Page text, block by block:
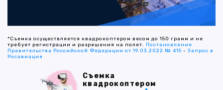
*Съемка осуществляется квадрокоптером весом до 150 грамм и не
требует регистрации и разрешения на полет. Постановление
Правительства Российской Федерации от 19.03.2022 № 415 -Запрос в
Росавиация
Съемка
квадрокоптером